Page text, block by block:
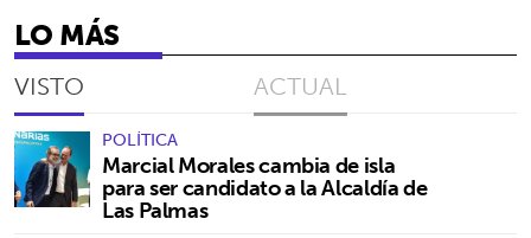
LO MÁS
VISTO ACTUAL
POLÍTICA
Marcial Morales cambia de isla
para ser candidato a la Alcaldía de
Las Palmas